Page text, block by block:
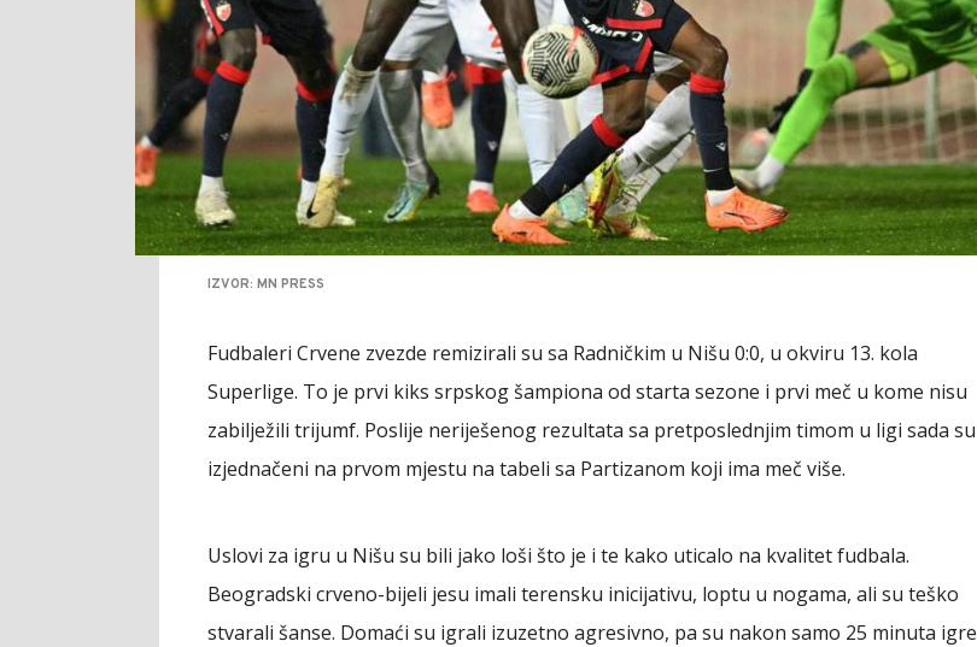
IZVOR: MN PRESS
Fudbaleri Crvene zvezde remizirali su sa Radničkim u Nišu 0:0, u okviru 13. kola
Superlige. To je prvi kiks srpskog šampiona od starta sezone i prvi meč u kome nisu
zabilježili trijumf. Poslije neriješenog rezultata sa pretposlednjim timom u ligi sada su
izjednačeni na prvom mjestu na tabeli sa Partizanom koji ima meč više.
Uslovi za igru u Nišu su bili jako loši što je i te kako uticalo na kvalitet fudbala.
Beogradski crveno-bijeli jesu imali terensku inicijativu, loptu u nogama, ali su teško
stvarali šanse. Domaći su igrali izuzetno agresivno, pa su nakon samo 25 minuta igre